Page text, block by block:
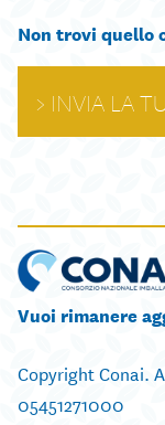
Non trovi quello
INVIA LA
Vuoi rimanere
Copyright Conai.
05451271000